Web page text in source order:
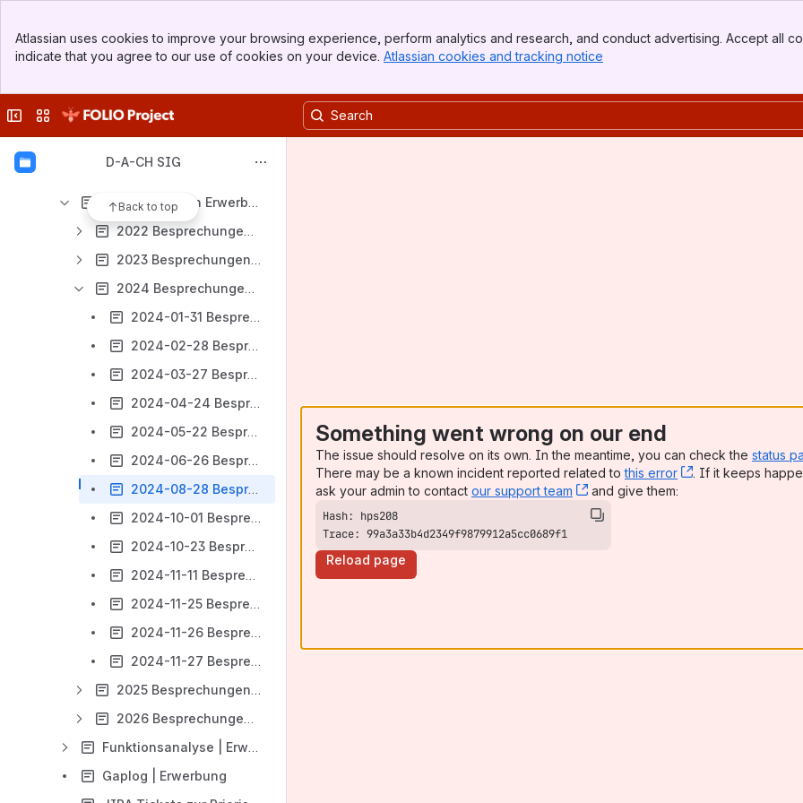
Top Bar
Sidebar
Atlassian uses cookies to improve your browsing experience, perform analytics and research, and conduct advertising. Accept all
indicate that you agree to our use of cookies on your device. Atlassian cookies and tracking notice
Collapse sidebar
Switch sites or apps
D-A-CH SIG
Back to top
Besprechungsnotizen | D-Gruppen
D-A-CH -Fachgruppen
D-Erwerbung
Besprechungen Erwerbung
2022 Besprechungen | d-Erwerbung
2023 Besprechungen | d-Erwerbung
2024 Besprechungen | d-Erwerbung
2024-01-31 Besprechungsnotizen Erwerbung
2024-02-28 Besprechungsnotizen Erwerbung
2024-03-27 Besprechungsnotizen Erwerbung
2024-04-24 Besprechungsnotizen Erwerbung
2024-05-22 Besprechungsnotizen Erwerbung
2024-06-26 Besprechungsnotizen Erwerbung
2024-08-28 Besprechungsnotizen Erwerbung
2024-10-01 Besprechungsnotizen Erwerbung
2024-10-23 Besprechungsnotizen Erwerbung
2024-11-11 Besprechungsnotizen Erwerbung | Untergruppe Zeitschriften
2024-11-25 Besprechungsnotizen Erwerbung | Untergruppe Zeitschriften
2024-11-26 Besprechungsnotizen Erwerbung | Untergruppe Zeitschriften
2024-11-27 Besprechungsnotizen Erwerbung
2025 Besprechungen | d-Erwerbung
2026 Besprechungen | d-Erwerbung
Funktionsanalyse | Erwerbung
Gaplog | Erwerbung
Something went wrong on our end
The issue should resolve on its own. In the meantime, you can check the status
There may be a known incident reported related tothis error , (opens new
. If it keeps
ask your admin to contact our support team , (opens new window)
and give them:
Trace: 99a3a33b4d2349f9879912a5cc0689f1
Reload page